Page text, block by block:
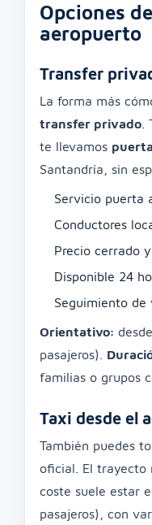
Opciones
aeropuerto
Transfer
La forma más
transfer privado
te llevamos
Santandría, sin
Servicio puerta
Conductores
Precio cerrado
Disponible 24
Seguimiento de
Orientativo:
pasajeros).
familias o grupos
Taxi desde el
También puedes
oficial. El trayecto
coste suele estar
pasajeros), con